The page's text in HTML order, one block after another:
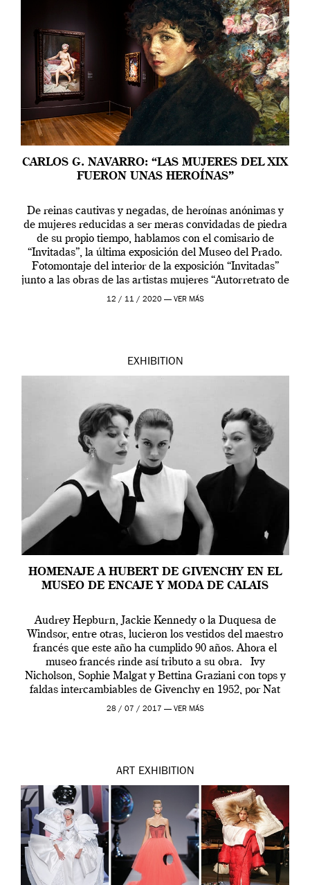
CARLOS G. NAVARRO: “LAS MUJERES DEL XIX
FUERON UNAS HEROÍNAS”
De reinas cautivas y negadas, de heroínas anónimas y
de mujeres reducidas a ser meras convidadas de piedra
de su propio tiempo, hablamos con el comisario de
“Invitadas”, la última exposición del Museo del Prado.
Fotomontaje del interior de la exposición “Invitadas”
junto a las obras de las artistas mujeres “Autorretrato de
cuerpo entero”, de […]
12 / 11 / 2020 — VER MÁS
EXHIBITION
HOMENAJE A HUBERT DE GIVENCHY EN EL
MUSEO DE ENCAJE Y MODA DE CALAIS
Audrey Hepburn, Jackie Kennedy o la Duquesa de
Windsor, entre otras, lucieron los vestidos del maestro
francés que este año ha cumplido 90 años. Ahora el
museo francés rinde así tributo a su obra. Ivy
Nicholson, Sophie Malgat y Bettina Graziani con tops y
faldas intercambiables de Givenchy en 1952, por Nat
Farbman Dentro de la […]
28 / 07 / 2017 — VER MÁS
ART EXHIBITION